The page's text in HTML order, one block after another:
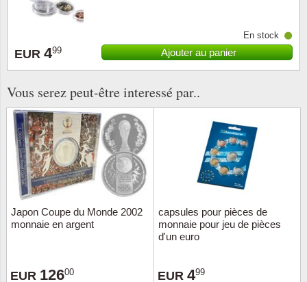
EUR 499
En stock
Ajouter au panier
Vous serez peut-être interessé par..
Japon Coupe du Monde 2002
monnaie en argent
EUR 12600
capsules pour pièces de
monnaie pour jeu de pièces
d'un euro
EUR 499